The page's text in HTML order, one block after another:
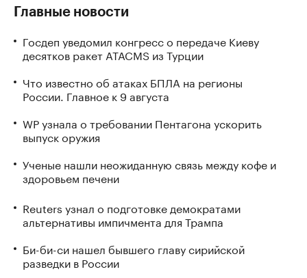
Главные новости
Госдеп уведомил конгресс о передаче Киеву
десятков ракет ATACMS из Турции
Что известно об атаках БПЛА на регионы
России. Главное к 9 августа
WP узнала о требовании Пентагона ускорить
выпуск оружия
Ученые нашли неожиданную связь между кофе и
здоровьем печени
Reuters узнал о подготовке демократами
альтернативы импичмента для Трампа
Би-би-си нашел бывшего главу сирийской
разведки в России